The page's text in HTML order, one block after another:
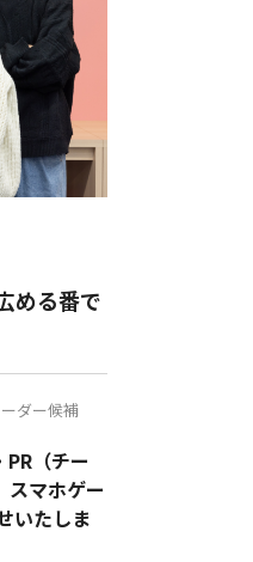
める番で
ダー候補
PR（チー
スマホゲー
いたしま